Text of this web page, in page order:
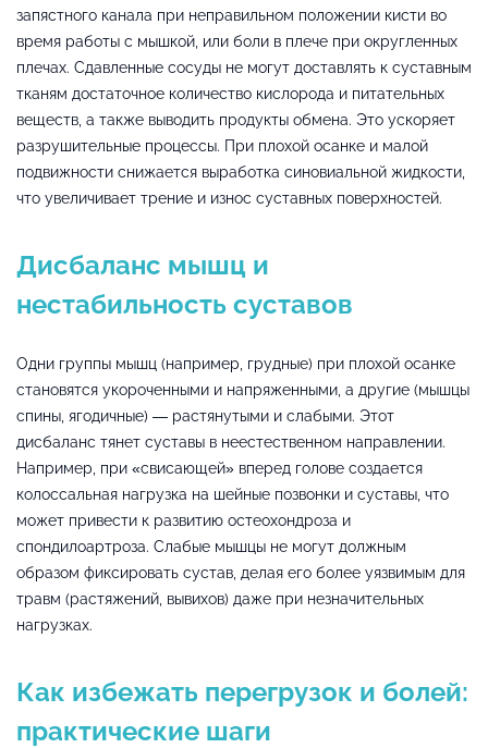
запястного канала при неправильном положении кисти во
время работы с мышкой, или боли в плече при округленных
плечах. Сдавленные сосуды не могут доставлять к суставным
тканям достаточное количество кислорода и питательных
веществ, а также выводить продукты обмена. Это ускоряет
разрушительные процессы. При плохой осанке и малой
подвижности снижается выработка синовиальной жидкости,
что увеличивает трение и износ суставных поверхностей.
Дисбаланс мышц и
нестабильность суставов
Одни группы мышц (например, грудные) при плохой осанке
становятся укороченными и напряженными, а другие (мышцы
спины, ягодичные) — растянутыми и слабыми. Этот
дисбаланс тянет суставы в неестественном направлении.
Например, при «свисающей» вперед голове создается
колоссальная нагрузка на шейные позвонки и суставы, что
может привести к развитию остеохондроза и
спондилоартроза. Слабые мышцы не могут должным
образом фиксировать сустав, делая его более уязвимым для
травм (растяжений, вывихов) даже при незначительных
нагрузках.
Как избежать перегрузок и болей:
практические шаги